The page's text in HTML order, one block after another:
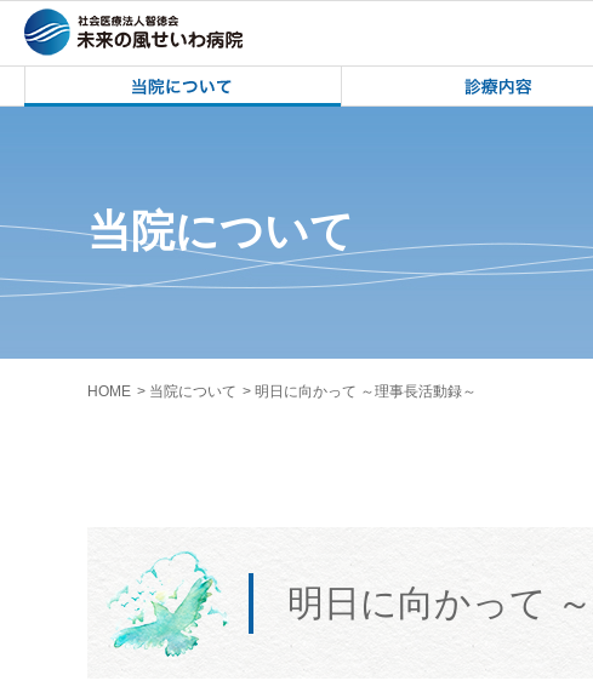
未来の風せいわ病院 | 奥州市立水沢南中学
未来の風せいわ病院
当院について
HOME 当院について 明日に向かって ～理事長活動録～
明日に向かって